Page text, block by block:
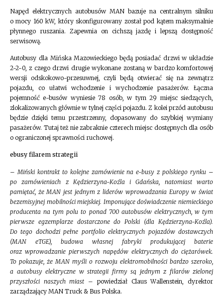
Napęd elektrycznych autobusów MAN bazuje na centralnym silniku
o mocy 160 kW, który skonfigurowany został pod kątem maksymalnie
płynnego ruszania. Zapewnia on cichszą jazdę i lepszą dostępność
serwisową.
Autobusy dla Mińska Mazowieckiego będą posiadać drzwi w układzie
2-2-0, z czego drzwi drugie wykonane zostaną w bardzo komfortowej
wersji odskokowo-przesuwnej, czyli będą otwierać się na zewnątrz
pojazdu, co ułatwi wchodzenie i wychodzenie pasażerów. Łączna
pojemność e-busów wyniesie 78 osób, w tym 29 miejsc siedzących,
zlokalizowanych głównie w tylnej części pojazdu. Z kolei przód autobusu
będzie dzięki temu przestrzenny, dopasowany do szybkiej wymiany
pasażerów. Tutaj też nie zabraknie czterech miejsc dostępnych dla osób
o ograniczonej sprawności ruchowej.
ebusy filarem strategii
– Miński kontrakt to kolejne zamówienie na e-busy z polskiego rynku –
po zamówieniach z Kędzierzyna-Koźla i Gdańska, natomiast warto
pamiętać, że MAN jest jednym z liderów wprowadzania Europy w świat
bezemisyjnej mobilności miejskiej. Imponujące doświadczenie niemieckiego
producenta na tym polu to ponad 700 autobusów elektrycznych, w tym
pierwsze egzemplarze dostarczone do Polski (dla Kędzierzyna-Koźla).
Do tego dochodzi pełne portfolio elektrycznych pojazdów dostawczych
(MAN eTGE), budowa własnej fabryki produkującej baterie
oraz wprowadzanie pierwszych napędów elektrycznych do ciężarówek.
To pokazuje, że MAN myśli o rozwoju elektromobilności bardzo szeroko,
a autobusy elektryczne w strategii firmy są jednym z filarów zielonej
przyszłości naszych miast – powiedział Claus Wallenstein, dyrektor
zarządzający MAN Truck & Bus Polska.